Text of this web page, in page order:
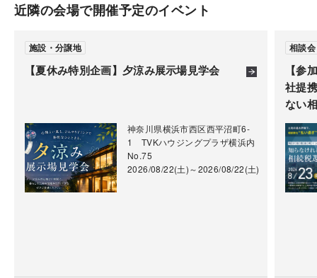
近隣の会場で開催予定のイベント
【夏休み特別企画】夕涼み展示場見学会
施設・分譲地
神奈川県横浜市西区西平沼町6-
1 TVKハウジングプラザ横浜内
No.75
2026/08/22(土)～2026/08/22(土)
【参
社提
ない
相談会